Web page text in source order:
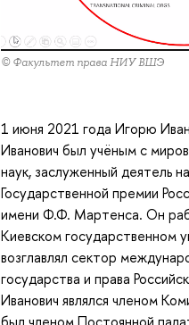
© Факультет права НИУ ВШЭ
1 июня 2021 года Игорю
Иванович был учёным с
наук, заслуженный деятель
Государственной премии
имени Ф.Ф. Мартенса. Он
Киевском государственном
возглавлял сектор
государства и права
Иванович являлся членом